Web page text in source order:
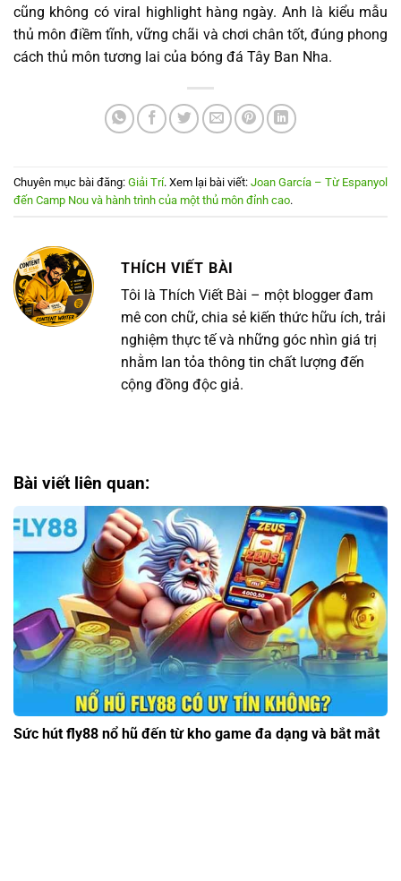
cũng không có viral highlight hàng ngày. Anh là kiểu mẫu
thủ môn điềm tĩnh, vững chãi và chơi chân tốt, đúng phong
cách thủ môn tương lai của bóng đá Tây Ban Nha.
Chuyên mục bài đăng: Giải Trí. Xem lại bài viết: Joan García – Từ Espanyol
đến Camp Nou và hành trình của một thủ môn đỉnh cao.
THÍCH VIẾT BÀI
Tôi là Thích Viết Bài – một blogger đam
mê con chữ, chia sẻ kiến thức hữu ích, trải
nghiệm thực tế và những góc nhìn giá trị
nhằm lan tỏa thông tin chất lượng đến
cộng đồng độc giả.
Bài viết liên quan:
Sức hút fly88 nổ hũ đến từ kho game đa dạng và bắt mắt